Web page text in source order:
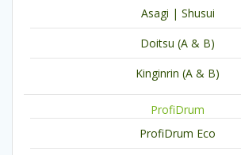
Asagi | Shusui
Doitsu (A & B)
Kinginrin (A & B)
ProfiDrum
ProfiDrum Eco